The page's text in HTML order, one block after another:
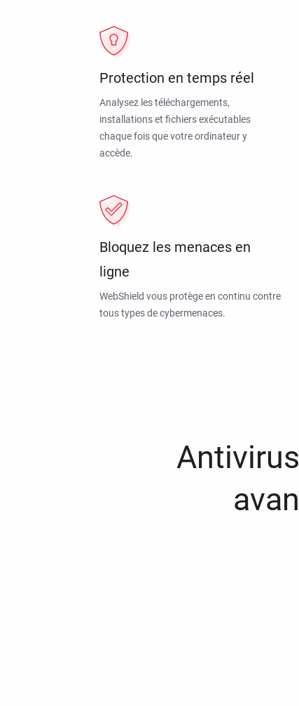
Protection en temps réel
Analysez les téléchargements,
installations et fichiers exécutables
chaque fois que votre ordinateur y
accède.
Bloquez les menaces en
ligne
WebShield vous protège en continu contre
tous types de cybermenaces.